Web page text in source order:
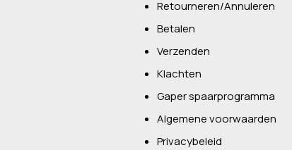
Retourneren/Annuleren
Betalen
Verzenden
Klachten
Gaper spaarprogramma
Algemene voorwaarden
Privacybeleid